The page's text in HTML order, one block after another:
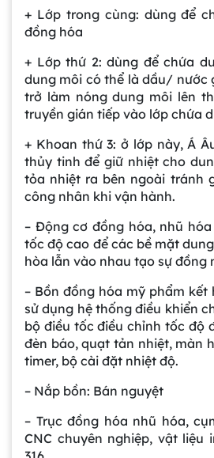
+ Lớp trong cùng: dùng để
đồng hóa
+ Lớp thứ 2: dùng để chứa
dung môi có thể là dầu/ nước
trở làm nóng dung môi lên
truyền gián tiếp vào lớp chứa
+ Khoan thứ 3: ở lớp này, Á
thủy tinh để giữ nhiệt cho
tỏa nhiệt ra bên ngoài tránh
công nhân khi vận hành.
– Động cơ đồng hóa, nhũ
tốc độ cao để các bề mặt
hòa lẫn vào nhau tạo sự đồng
– Bồn đồng hóa mỹ phẩm kết
sử dụng hệ thống điều khiển
bộ điều tốc điều chỉnh tốc độ
đèn báo, quạt tản nhiệt, màn
timer, bộ cài đặt nhiệt độ.
– Nắp bồn: Bán nguyệt
– Trục đồng hóa nhũ hóa,
CNC chuyên nghiệp, vật liệu